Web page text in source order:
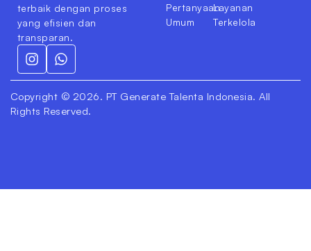
terbaik dengan proses
yang efisien dan
transparan.
Pertanyaan
Umum
Layanan
Terkelola
Copyright © 2026. PT Generate Talenta Indonesia. All
Rights Reserved.